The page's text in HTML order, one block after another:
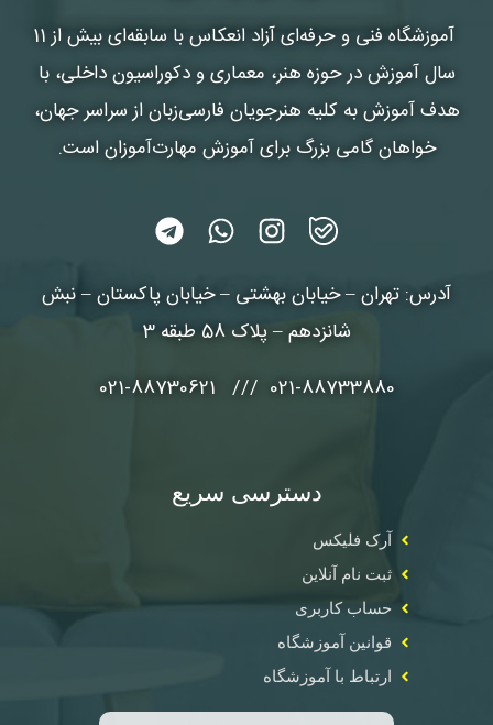
آموزشگاه فنی و حرفه‌ای آزاد انعکاس
با سابقه‌ای بیش از 11
سال آموزش در حوزه هنر، معماری و دکوراسیون داخلی، با
هدف آموزش به کلیه هنرجویان فارسی‌زبان از سراسر جهان،
خواهان گامی بزرگ برای آموزش مهارت‌آموزان است.
آدرس: تهران – خیابان بهشتی – خیابان پاکستان – نبش
شانزدهم – پلاک 58 طبقه 3
021-88733880 /// 021-88730621
دسترسی سریع
آرک فلیکس
ثبت نام آنلاین
حساب کاربری
قوانین آموزشگاه
ارتباط با آموزشگاه